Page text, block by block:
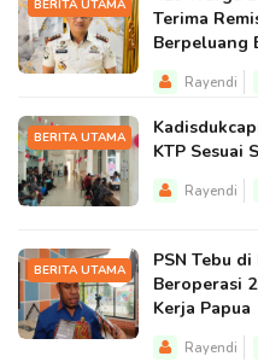
BERITA UTAMA
Terima
Berpeluang
Rayendi
BERITA UTAMA
KTP Sesuai
Rayendi
BERITA UTAMA
PSN Tebu
Beroperasi
Kerja Papua
Rayendi